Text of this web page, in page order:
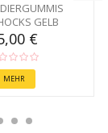
GELB
€
MEHR